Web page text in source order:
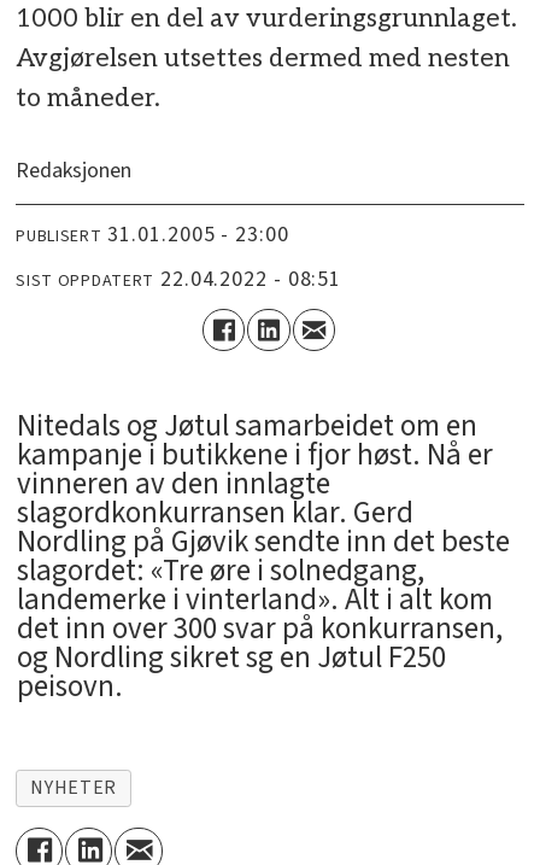
1000 blir en del av vurderingsgrunnlaget.
Avgjørelsen utsettes dermed med nesten
to måneder.
Redaksjonen
PUBLISERT 31.01.2005 - 23:00
SIST OPPDATERT 22.04.2022 - 08:51
Nitedals og Jøtul samarbeidet om en
kampanje i butikkene i fjor høst. Nå er
vinneren av den innlagte
slagordkonkurransen klar. Gerd
Nordling på Gjøvik sendte inn det beste
slagordet: «Tre øre i solnedgang,
landemerke i vinterland». Alt i alt kom
det inn over 300 svar på konkurransen,
og Nordling sikret sg en Jøtul F250
peisovn.
NYHETER